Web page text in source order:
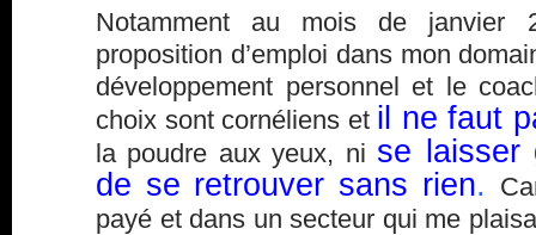
Notamment au mois de janvier
proposition d’emploi dans mon
développement personnel et le
choix sont cornéliens et il ne faut
la poudre aux yeux, ni se laisser
de se retrouver sans rien.
payé et dans un secteur qui me